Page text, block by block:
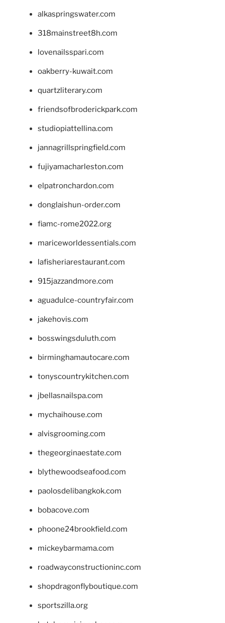
alkaspringswater.com
318mainstreet8h.com
lovenailsspari.com
oakberry-kuwait.com
quartzliterary.com
friendsofbroderickpark.com
studiopiattellina.com
jannagrillspringfield.com
fujiyamacharleston.com
elpatronchardon.com
donglaishun-order.com
fiamc-rome2022.org
mariceworldessentials.com
lafisheriarestaurant.com
915jazzandmore.com
aguadulce-countryfair.com
jakehovis.com
bosswingsduluth.com
birminghamautocare.com
tonyscountrykitchen.com
jbellasnailspa.com
mychaihouse.com
alvisgrooming.com
thegeorginaestate.com
blythewoodseafood.com
paolosdelibangkok.com
bobacove.com
phoone24brookfield.com
mickeybarmama.com
roadwayconstructioninc.com
shopdragonflyboutique.com
sportszilla.org